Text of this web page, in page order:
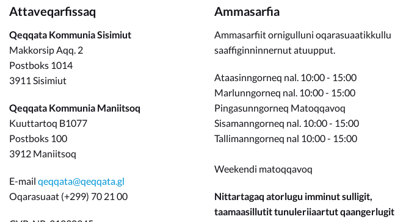
Attaveqarfissaq
Qeqqata Kommunia Sisimiut
Makkorsip Aqq. 2
Postboks 1014
3911 Sisimiut
Qeqqata Kommunia Maniitsoq
Kuuttartoq B1077
Postboks 100
3912 Maniitsoq
E-mail qeqqata@qeqqata.gl
Oqarasuaat (+299) 70 21 00
Ammasarfia
Ammasarfiit ornigulluni oqarasuaatikkullu
saaffiginninnernut atuupput.
Ataasinngorneq nal. 10:00 - 15:00
Marlunngorneq nal. 10:00 - 15:00
Pingasunngorneq Matoqqavoq
Sisamanngorneq nal. 10:00 - 15:00
Tallimanngorneq nal 10:00 - 15:00
Weekendi matoqqavoq
Nittartagaq atorlugu imminut sulligit,
taamaasillutit tunuleriiaartut qaangerlugit